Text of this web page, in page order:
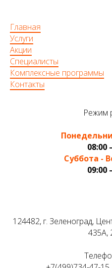
Главная
Услуги
Акции
Специалисты
Комплексные программы
Контакты
Режим
08:00
Суббота -
09:00
124482, г. Зеленоград,
435А,